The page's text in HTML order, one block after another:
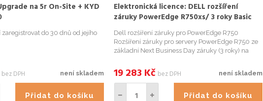
na 5r On-Site + KYD
zaregistrovat do 30 dnů od jejího
není skladem
bez DPH
Přidat do košíku
Elektronická licence: DELL rozšíření
záruky PowerEdge R750xs/ 3 roky Basic
NBD ==> 3 roky ProSupport NBD/ do 1
měsíce o
Dell rozšíření záruky pro PowerEdge R750
Rozšíření záruky pro servery PowerEdge R750 ze
základní Next Business Day záruky (3 roky) na
rozšířena do 1 měsíce od nákupu. ProSupport Next
Business Day. Př...
není skladem
19 283 Kč bez DPH
Přidat do košíku